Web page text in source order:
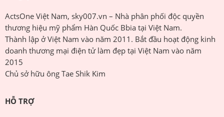
ActsOne Việt Nam, sky007.vn – Nhà phân phối độc quyền
thương hiệu mỹ phẩm Hàn Quốc Bbia tại Việt Nam.
Thành lập ở Việt Nam vào năm 2011. Bắt đầu hoạt động kinh
doanh thương mại điện tử làm đẹp tại Việt Nam vào năm
2015
Chủ sở hữu ông Tae Shik Kim
HỖ TRỢ